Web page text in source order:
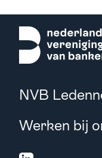
NVB
Werken bij